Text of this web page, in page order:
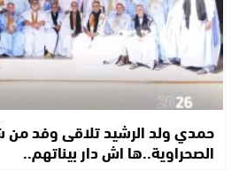
حمدي ولد الرشيد تلاقى وفد من
الصحراوية..ها اش دار بيناتهم..